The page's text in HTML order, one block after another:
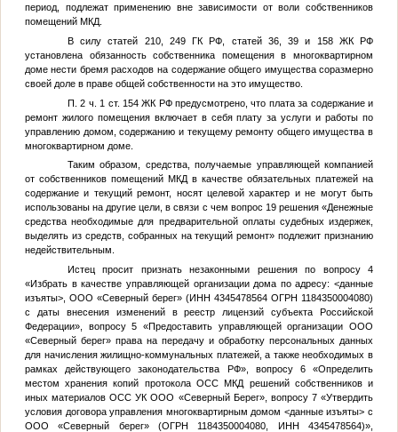
период, подлежат применению вне зависимости от воли собственников
помещений МКД.
В силу статей 210, 249 ГК РФ, статей 36, 39 и 158 ЖК РФ
установлена обязанность собственника помещения в многоквартирном
доме нести бремя расходов на содержание общего имущества соразмерно
своей доле в праве общей собственности на это имущество.
П. 2 ч. 1 ст. 154 ЖК РФ предусмотрено, что плата за содержание и
ремонт жилого помещения включает в себя плату за услуги и работы по
управлению домом, содержанию и текущему ремонту общего имущества в
многоквартирном доме.
Таким образом, средства, получаемые управляющей компанией
от собственников помещений МКД в качестве обязательных платежей на
содержание и текущий ремонт, носят целевой характер и не могут быть
использованы на другие цели, в связи с чем вопрос 19 решения «Денежные
средства необходимые для предварительной оплаты судебных издержек,
выделять из средств, собранных на текущий ремонт» подлежит признанию
недействительным.
Истец просит признать незаконными решения по вопросу 4
«Избрать в качестве управляющей организации дома по адресу:<данные
изъяты>, ООО «Северный берег» (ИНН 4345478564 ОГРН 1184350004080)
с даты внесения изменений в реестр лицензий субъекта Российской
Федерации», вопросу 5 «Предоставить управляющей организации ООО
«Северный берег» права на передачу и обработку персональных данных
для начисления жилищно-коммунальных платежей, а также необходимых в
рамках действующего законодательства РФ», вопросу 6 «Определить
местом хранения копий протокола ОСС МКД решений собственников и
иных материалов ОСС УК ООО «Северный Берег», вопросу 7 «Утвердить
условия договора управления многоквартирным домом <данные изъяты> с
ООО «Северный берег» (ОГРН 1184350004080, ИНН 4345478564)»,